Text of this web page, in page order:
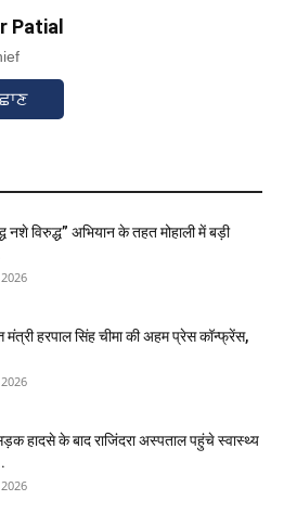
Patial
नशे विरुद्ध” अभियान के तहत मोहाली में बड़ी
मंत्री हरपाल सिंह चीमा की अहम प्रेस कॉन्फ्रेंस,
हादसे के बाद राजिंदरा अस्पताल पहुंचे स्वास्थ्य